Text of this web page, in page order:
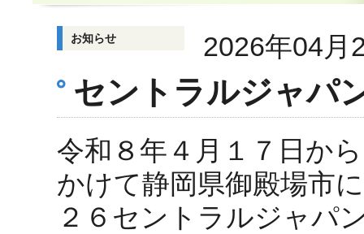
お知らせ 2026年04月
セントラルジャパ
令和８年４月１７日か
かけて静岡県御殿場市
２６セントラルジャパ